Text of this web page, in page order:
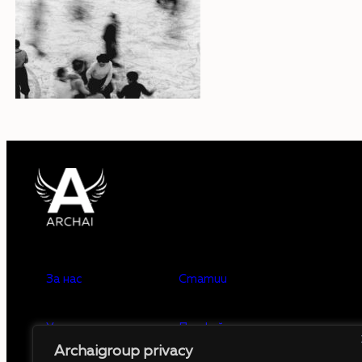
Archaigroup privacy
За нас
Услуги
Статии
Профайлъринг